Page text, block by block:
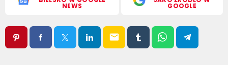
NEWS GOOGLE
email